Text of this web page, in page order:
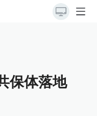
保体落地